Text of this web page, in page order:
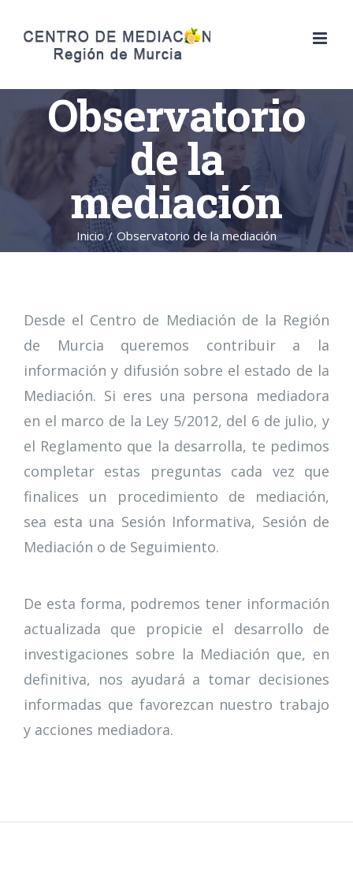
contenido
Observatorio
de la
mediación
Inicio / Observatorio de la mediación
Desde el Centro de Mediación de la Región
de Murcia queremos contribuir a la
información y difusión sobre el estado de la
Mediación. Si eres una persona mediadora
en el marco de la Ley 5/2012, del 6 de julio, y
el Reglamento que la desarrolla, te pedimos
completar estas preguntas cada vez que
finalices un procedimiento de mediación,
sea esta una Sesión Informativa, Sesión de
Mediación o de Seguimiento.
De esta forma, podremos tener información
actualizada que propicie el desarrollo de
investigaciones sobre la Mediación que, en
definitiva, nos ayudará a tomar decisiones
informadas que favorezcan nuestro trabajo
y acciones mediadora.